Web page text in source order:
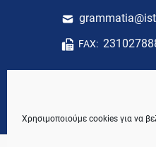
Χρησιμοποιούμε cookies για να
FAX: